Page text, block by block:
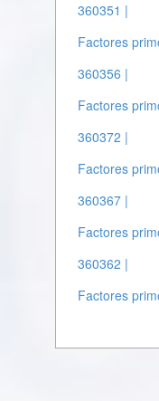
360351 |
Factores
360356 |
Factores
360372 |
Factores
360367 |
Factores
360362 |
Factores